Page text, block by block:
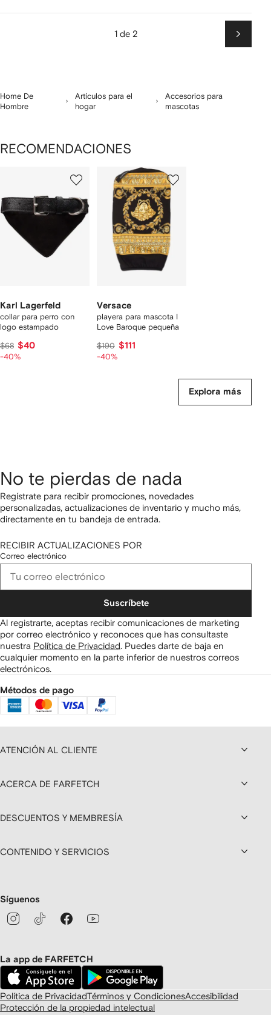
1 de 2
Home De
Hombre
Artículos para el
hogar
Accesorios para
mascotas
RECOMENDACIONES
Karl Lagerfeld
collar para perro con
logo estampado
$68 $40
-40%
Versace
playera para mascota I
Love Baroque pequeña
$190 $111
-40%
Explora más
No te pierdas de nada
Regístrate para recibir promociones, novedades
personalizadas, actualizaciones de inventario y mucho más,
directamente en tu bandeja de entrada.
RECIBIR ACTUALIZACIONES POR
Correo electrónico
Suscríbete
Al registrarte, aceptas recibir comunicaciones de marketing
por correo electrónico y reconoces que has consultaste
nuestra Política de Privacidad Puedes darte de baja en
cualquier momento en la parte inferior de nuestros correos
electrónicos.
Métodos de pago
ATENCIÓN AL CLIENTE
ACERCA DE FARFETCH
DESCUENTOS Y MEMBRESÍA
CONTENIDO Y SERVICIOS
Síguenos
La app de FARFETCH
Política de PrivacidadTérminos y CondicionesAccesibilidad
Protección de la propiedad intelectual